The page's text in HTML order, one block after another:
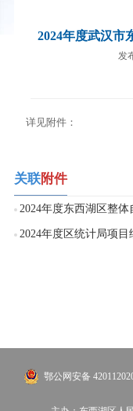
2024年度武汉市
发
详见附件：
关联附件
2024年度东西湖区整
鄂公网安备